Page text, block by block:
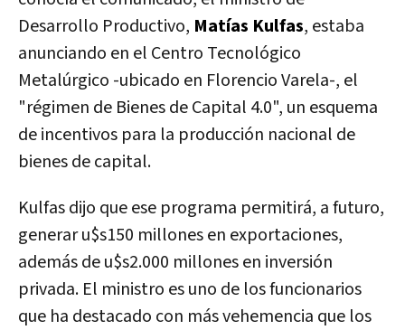
Desarrollo Productivo, Matías Kulfas, estaba
anunciando en el Centro Tecnológico
Metalúrgico -ubicado en Florencio Varela-, el
"régimen de Bienes de Capital 4.0", un esquema
de incentivos para la producción nacional de
bienes de capital.
Kulfas dijo que ese programa permitirá, a futuro,
generar u$s150 millones en exportaciones,
además de u$s2.000 millones en inversión
privada. El ministro es uno de los funcionarios
que ha destacado con más vehemencia que los